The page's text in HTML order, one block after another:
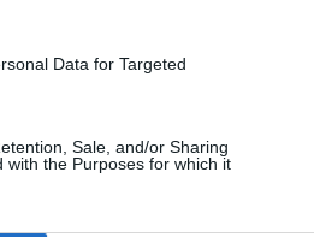
Data for Targeted
Sale, and/or Sharing
the Purposes for which it
00:02:08
orkestras